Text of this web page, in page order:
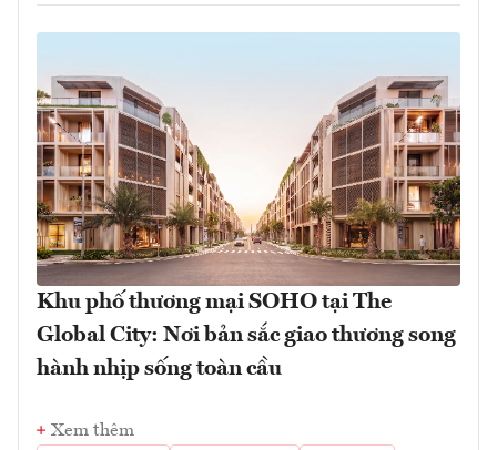
Khu phố thương mại SOHO tại The
Global City: Nơi bản sắc giao thương song
hành nhịp sống toàn cầu
Xem thêm